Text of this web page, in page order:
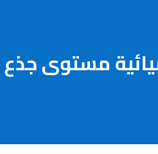
مستوى جذع